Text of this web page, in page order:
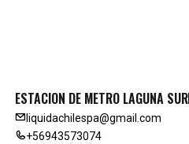
ESTACION DE METRO LAGUNA SUR
liquidachilespa@gmail.com
+56943573074